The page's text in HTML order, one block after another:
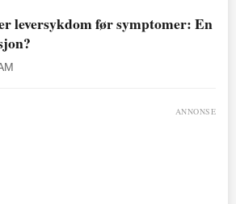
leversykdom før symptomer: En
ANNONSE